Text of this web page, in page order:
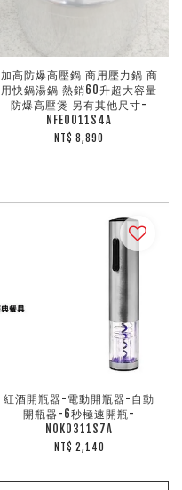
加高防爆高壓鍋 商用壓力鍋 商
用快鍋湯鍋 熱銷60升超大容量
防爆高壓煲 另有其他尺寸-
NFE0011S4A
NT$ 8,890
紅酒開瓶器-電動開瓶器-自動
開瓶器-6秒極速開瓶-
NOK0311S7A
NT$ 2,140